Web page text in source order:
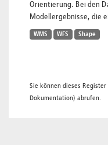
Orientierung. Bei den
Modellergebnisse, die
WMS WFS Shape
Sie können dieses Register
Dokumentation) abrufen.